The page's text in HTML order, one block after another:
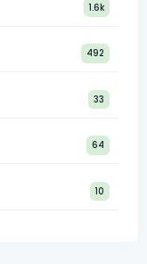
1.6k
492
33
64
10